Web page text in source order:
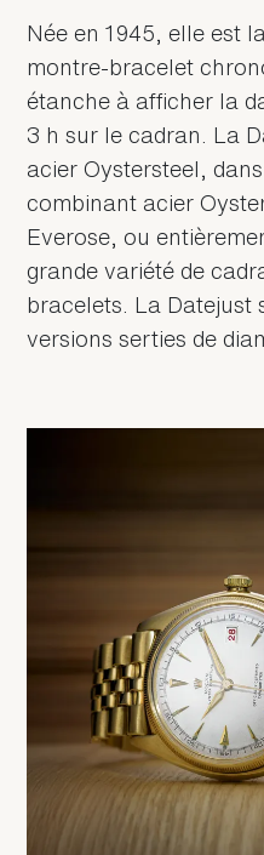
Née en 1945, elle est
montre‑bracelet
étanche à afficher la
3 h sur le cadran. La
acier Oystersteel,
combinant acier
Everose, ou
grande variété de
bracelets. La Datejust
versions serties de